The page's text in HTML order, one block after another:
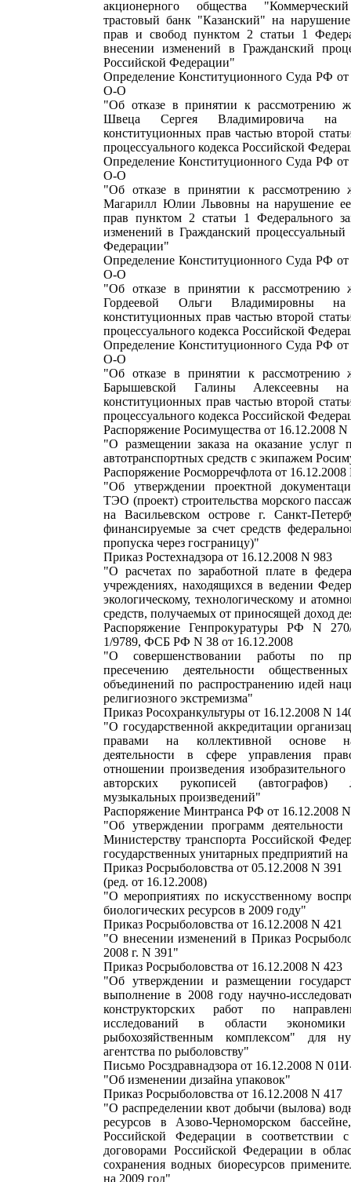
акционерного общества
трастовый банк "Казанский" на
прав и свобод пунктом 2 статьи 1
внесении изменений в Гражданский
Российской Федерации"
Определение Конституционного Суда РФ
О-О
"Об отказе в принятии к рассмотрению
Швеца Сергея Владимировича на
конституционных прав частью второй
процессуального кодекса Российской
Определение Конституционного Суда РФ
О-О
"Об отказе в принятии к рассмотрению
Магарилл Юлии Львовны на нарушение ее
прав пунктом 2 статьи 1 Федерального
изменений в Гражданский процессуальный
Федерации"
Определение Конституционного Суда РФ
О-О
"Об отказе в принятии к рассмотрению
Гордеевой Ольги Владимировны
конституционных прав частью второй
процессуального кодекса Российской
Определение Конституционного Суда РФ
О-О
"Об отказе в принятии к рассмотрению
Барышевской Галины Алексеевны
конституционных прав частью второй
процессуального кодекса Российской
Распоряжение Росимущества от 16.12.2008 N
"О размещении заказа на оказание услуг
автотранспортных средств с экипажем
Распоряжение Росморречфлота от
"Об утверждении проектной
ТЭО (проект) строительства морского
на Васильевском острове г. Санкт-
финансируемые за счет средств
пропуска через госграницу)"
Приказ Ростехнадзора от 16.12.2008 N 983
"О расчетах по заработной плате в
учреждениях, находящихся в ведении
экологическому, технологическому и
средств, получаемых от приносящей доход
Распоряжение Генпрокуратуры РФ N
1/9789, ФСБ РФ N 38 от 16.12.2008
"О совершенствовании работы по
пресечению деятельности
объединений по распространению идей
религиозного экстремизма"
Приказ Росохранкультуры от 16.12.2008 N
"О государственной аккредитации
правами на коллективной основе
деятельности в сфере управления
отношении произведения изобразительного
авторских рукописей (автографов)
музыкальных произведений"
Распоряжение Минтранса РФ от 16.12.2008
"Об утверждении программ деятельности
Министерству транспорта Российской
государственных унитарных предприятий
Приказ Росрыболовства от 05.12.2008 N 391
(ред. от 16.12.2008)
"О мероприятиях по искусственному
биологических ресурсов в 2009 году"
Приказ Росрыболовства от 16.12.2008 N 421
"О внесении изменений в Приказ
2008 г. N 391"
Приказ Росрыболовства от 16.12.2008 N 423
"Об утверждении и размещении
выполнение в 2008 году научно-
конструкторских работ по
исследований в области
рыбохозяйственным комплексом" для
агентства по рыболовству"
Письмо Росздравнадзора от 16.12.2008 N
"Об изменении дизайна упаковок"
Приказ Росрыболовства от 16.12.2008 N 417
"О распределении квот добычи (вылова)
ресурсов в Азово-Черноморском
Российской Федерации в соответствии
договорами Российской Федерации в
сохранения водных биоресурсов
на 2009 год"